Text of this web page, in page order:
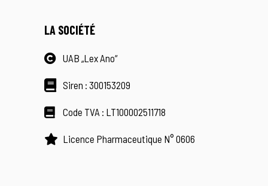
LA SOCIÉTÉ
UAB „Lex Ano“
Siren : 300153209
Code TVA : LT100002511718
Licence Pharmaceutique N° 0606